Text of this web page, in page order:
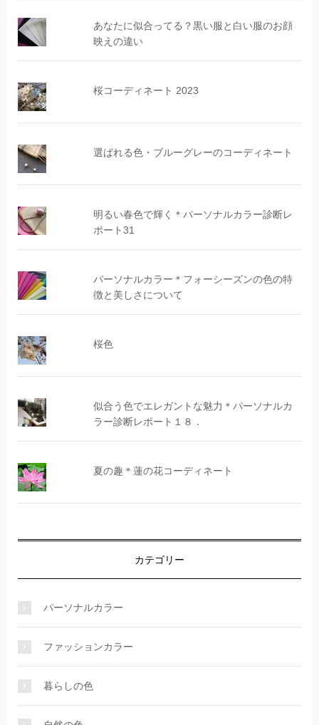
あなたに似合ってる？黒い服と白い服のお顔
映えの違い
桜コーディネート 2023
選ばれる色・ブルーグレーのコーディネート
明るい春色で輝く＊パーソナルカラー診断レ
ポート31
パーソナルカラー＊フォーシーズンの色の特
徴と美しさについて
桜色
似合う色でエレガントな魅力＊パーソナルカ
ラー診断レポート１８．
夏の趣＊蓮の花コーディネート
カテゴリー
パーソナルカラー
ファッションカラー
暮らしの色